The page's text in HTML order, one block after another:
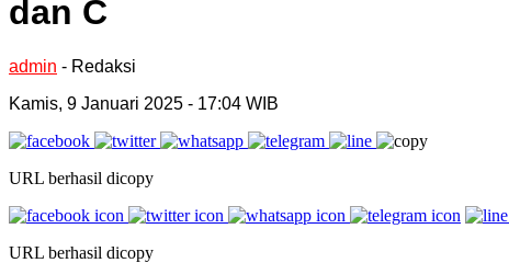
dan C
admin - Redaksi
Kamis, 9 Januari 2025 - 17:04 WIB
URL berhasil dicopy
URL berhasil dicopy